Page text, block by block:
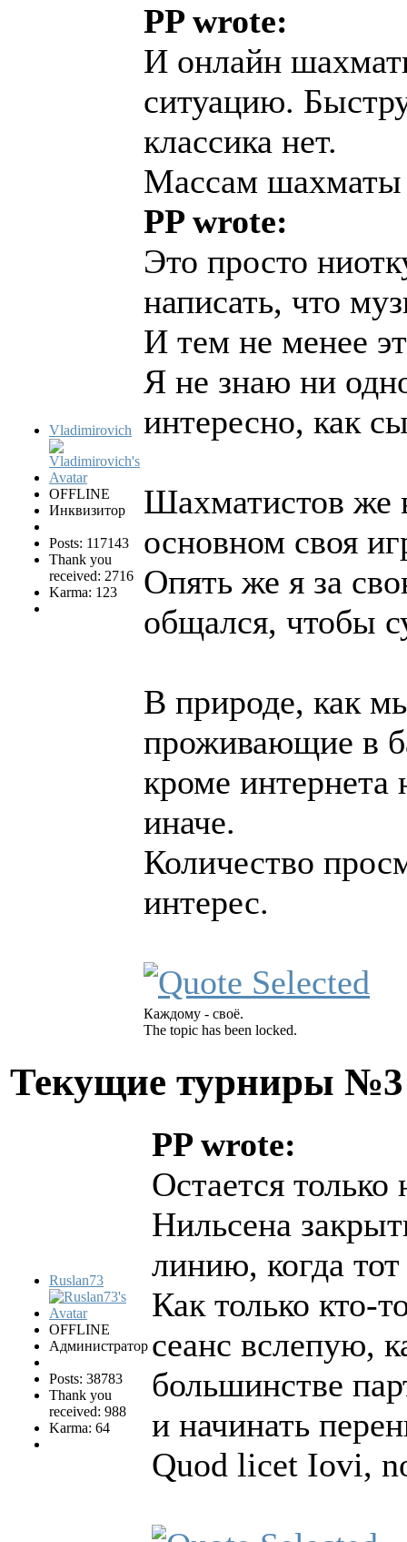
Vladimirovich
OFFLINE
Инквизитор
Posts: 117143
Thank you
received: 2716
Karma: 123
PP wrote:
И онлайн
ситуацию.
классика нет.
Массам шахматы
PP wrote:
Это просто
написать, что
И тем не менее
Я не знаю ни
интересно, как
Шахматистов же
основном своя
Опять же я за
общался, чтобы
В природе, как
проживающие в
кроме интернета
иначе.
Количество
интерес.
Каждому - своё.
The topic has been locked.
Текущие турниры
Ruslan73
OFFLINE
Администратор
Posts: 38783
Thank you
received: 988
Karma: 64
PP wrote:
Остается
Нильсена
линию, когда
Как только кто-
сеанс вслепую,
большинстве
и начинать
Quod licet Iovi,